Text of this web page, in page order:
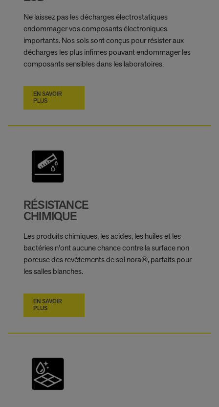
Ne laissez pas les décharges électrostatiques
endommager vos composants électroniques
importants. Nos sols sont conçus pour résister aux
décharges les plus infimes pouvant endommager les
composants sensibles dans les laboratoires.
EN SAVOIR
PLUS
RÉSISTANCE
CHIMIQUE
Les produits chimiques, les acides, les huiles et les
bactéries n’ont aucune chance contre la surface non
poreuse des revêtements de sol nora®, parfaits pour
les salles blanches.
EN SAVOIR
PLUS